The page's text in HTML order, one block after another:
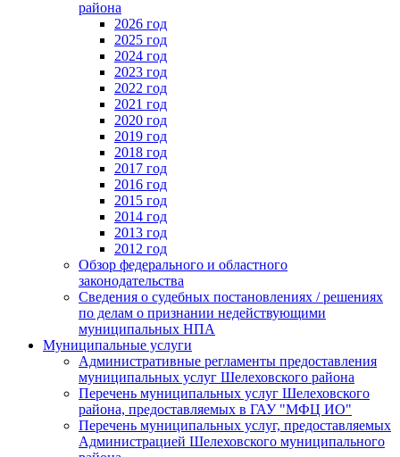
района
2026 год
2025 год
2024 год
2023 год
2022 год
2021 год
2020 год
2019 год
2018 год
2017 год
2016 год
2015 год
2014 год
2013 год
2012 год
Обзор федерального и областного
законодательства
Сведения о судебных постановлениях / решениях
по делам о признании недействующими
муниципальных НПА
Муниципальные услуги
Административные регламенты предоставления
муниципальных услуг Шелеховского района
Перечень муниципальных услуг Шелеховского
района, предоставляемых в ГАУ "МФЦ ИО"
Перечень муниципальных услуг, предоставляемых
Администрацией Шелеховского муниципального